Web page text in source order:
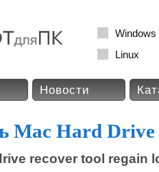
Windows
Linux
Новости
Mac Hard Drive
recover tool regain